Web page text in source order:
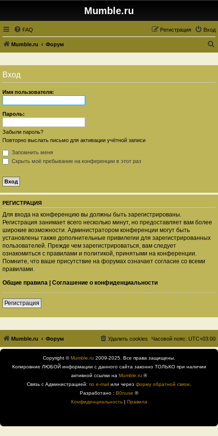
Mumble.ru
FAQ Вход
Регистрация
Mumble.ru Форум
и
Вход
Имя пользователя:
Пароль:
Забыли пароль?
Повторно выслать письмо для активации учётной записи
Запомнить меня
Скрыть моё пребывание на конференции в этот раз
РЕГИСТРАЦИЯ
Для входа на конференцию вы должны быть зарегистрированы.
Регистрация занимает всего несколько минут, но предоставляет вам более
широкие возможности. Администратором конференции могут быть
установлены также дополнительные привилегии для зарегистрированных
пользователей. Прежде чем зарегистрироваться, вам следует
ознакомиться с правилами и политикой, принятыми на конференции.
Помните, что ваше присутствие на форумах означает согласие со всеми
правилами.
Общие правила | Соглашение о конфиденциальности
Регистрация
Mumble.ru Форум Часовой пояс: UTC+03:00
Удалить cookies
Copyright ©Mumble.ru 2009-2025. Все права защищены.
Копировние ЛЮБОЙ информации с данного сайта законно ТОЛЬКО при наличии
активной ссылки на Mumble.ru ®
Связь с Администрацией: по e-mail или через форму обратной связи
Разработано : B0nuse ®
Конфиденциальность| Правила